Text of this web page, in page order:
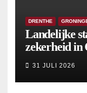
DRENTHE
Landelijke
zekerheid in
31 JULI 2026